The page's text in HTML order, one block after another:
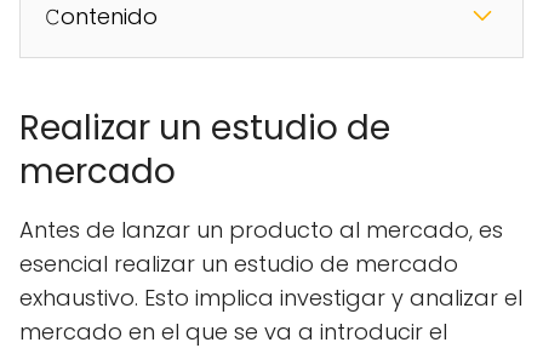
𝙲ontenido
Realizar un estudio de
mercado
Antes de lanzar un producto al mercado, es
esencial realizar un estudio de mercado
exhaustivo. Esto implica investigar y analizar el
mercado en el que se va a introducir el